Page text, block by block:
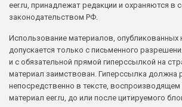
eer.ru, принадлежат редакции и охраняются в
законодательством РФ.
Использование материалов, опубликованных
допускается только с письменного
и с обязательной прямой гиперссылкой на
материал заимствован. Гиперссылка должна
непосредственно в тексте, воспроизводящем
материал eer.ru, до или после цитируемого